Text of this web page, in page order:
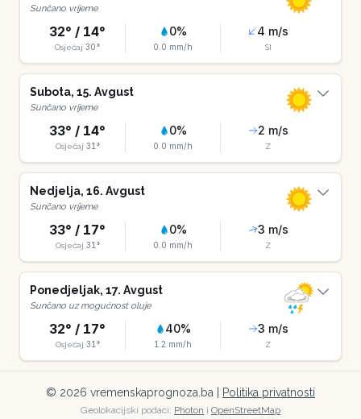
Sunčano vrijeme
32° / 14°
Osjećaj 30°
0%
0.0 mm/h
4 m/s
SI
Subota, 15. Avgust
Sunčano vrijeme
33° / 14°
Osjećaj 31 °
0%
0.0 mm/h
2 m/s
Z
Nedjelja, 16. Avgust
Sunčano vrijeme
33° / 17°
Osjećaj 31 °
0%
0.0 mm/h
3 m/s
Z
Ponedjeljak, 17. Avgust
Sunčano uz mogućnost oluje
32° / 17°
Osjećaj 31 °
40%
1.2 mm/h
3 m/s
Z
© 2026 vremenskaprognoza.ba | Politika privatnosti
Geolokacijski podaci: Photon i OpenStreetMap